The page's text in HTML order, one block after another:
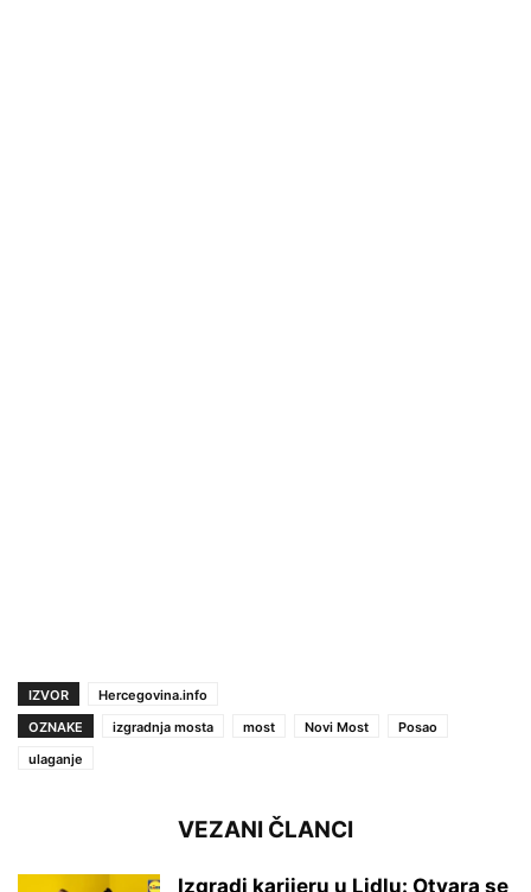
IZVOR
Hercegovina.info
OZNAKE
izgradnja mosta most Novi Most
Posao
ulaganje
VEZANI ČLANCI
Izgradi karijeru u Lidlu: Otvara se